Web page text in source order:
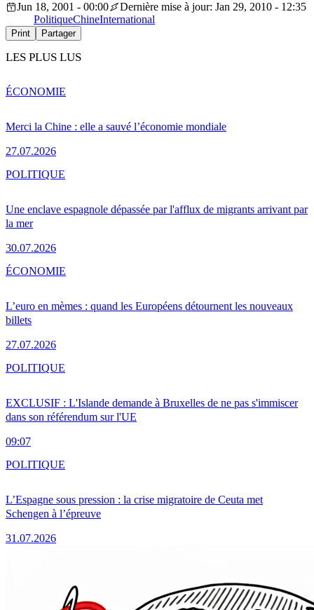
Jun 18, 2001 - 00:00
Dernière mise à jour: Jan 29, 2010 - 12:35
PolitiqueChineInternational
Print Partager
LES PLUS LUS
Merci la Chine : elle a sauvé l’économie mondiale
27.07.2026
ÉCONOMIE
Une enclave espagnole dépassée par l'afflux de migrants arrivant par
la mer
30.07.2026
POLITIQUE
L’euro en mèmes : quand les Européens détournent les nouveaux
billets
27.07.2026
ÉCONOMIE
EXCLUSIF : L'Islande demande à Bruxelles de ne pas s'immiscer
dans son référendum sur l'UE
09:07
POLITIQUE
L’Espagne sous pression : la crise migratoire de Ceuta met
Schengen à l’épreuve
31.07.2026
POLITIQUE